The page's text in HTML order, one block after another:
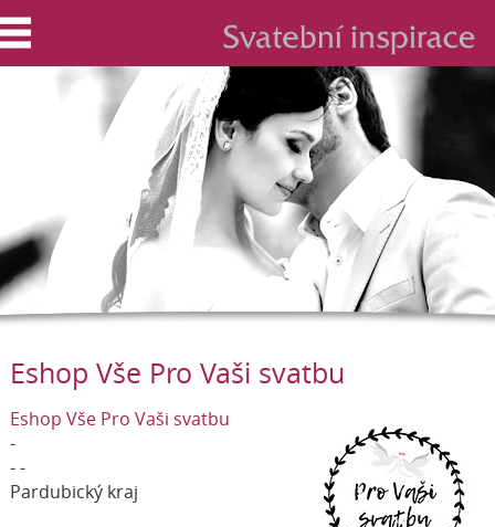
Eshop Vše Pro Vaši svatbu
Eshop Vše Pro Vaši svatbu
-
- -
Pardubický kraj